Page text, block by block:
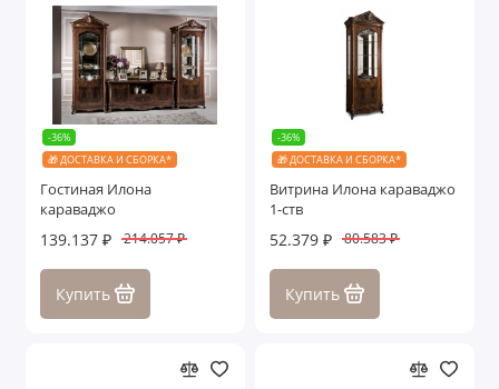
-36%
🎁 ДОСТАВКА И СБОРКА*
Гостиная Илона
караваджо
139.137 ₽ 214.057 ₽
Купить
-36%
🎁 ДОСТАВКА И СБОРКА*
Витрина Илона караваджо
1-ств
52.379 ₽ 80.583 ₽
Купить